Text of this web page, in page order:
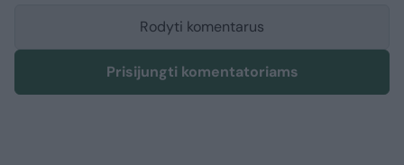
Rodyti komentarus
Prisijungti komentatoriams